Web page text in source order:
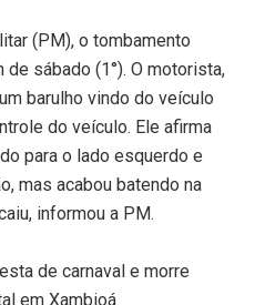
(PM), o tombamento
sábado (1°). O motorista,
barulho vindo do veículo
do veículo. Ele afirma
para o lado esquerdo e
mas acabou batendo na
informou a PM.
de carnaval e morre
em Xambioá